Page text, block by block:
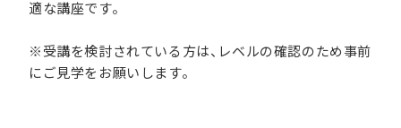
適な講座です。
※受講を検討されている方は、レベルの確認のため事前
にご見学をお願いします。